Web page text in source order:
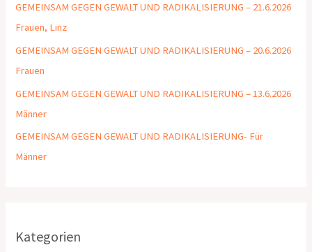
GEMEINSAM GEGEN GEWALT UND RADIKALISIERUNG – 21.6.2026
Frauen, Linz
GEMEINSAM GEGEN GEWALT UND RADIKALISIERUNG – 20.6.2026
Frauen
GEMEINSAM GEGEN GEWALT UND RADIKALISIERUNG – 13.6.2026
Männer
GEMEINSAM GEGEN GEWALT UND RADIKALISIERUNG- Für
Männer
Kategorien